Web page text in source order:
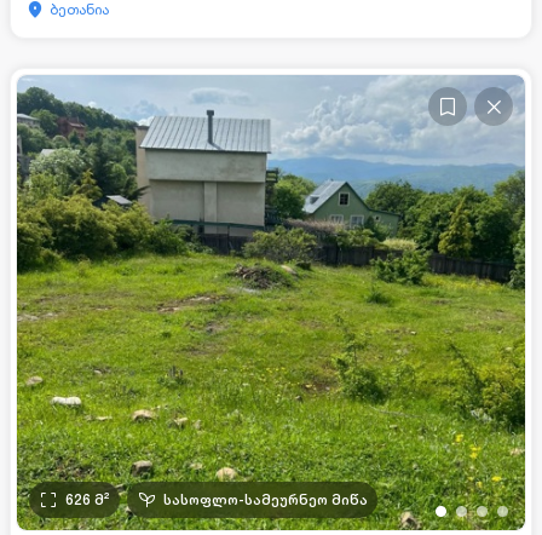
ბეთანია
••••
626 მ² სასოფლო-სამეურნეო მიწა